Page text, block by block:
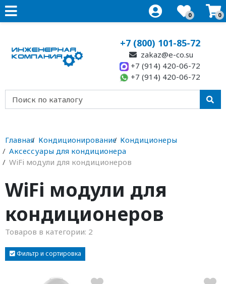
0 0
+7 (800) 101-85-72
zakaz@e-co.su
+7 (914) 420-06-72
+7 (914) 420-06-72
Главная Кондиционирование Кондиционеры
Аксессуары для кондиционера
WiFi модули для кондиционеров
WiFi модули для
кондиционеров
Товаров в категории: 2
Фильтр и сортировка